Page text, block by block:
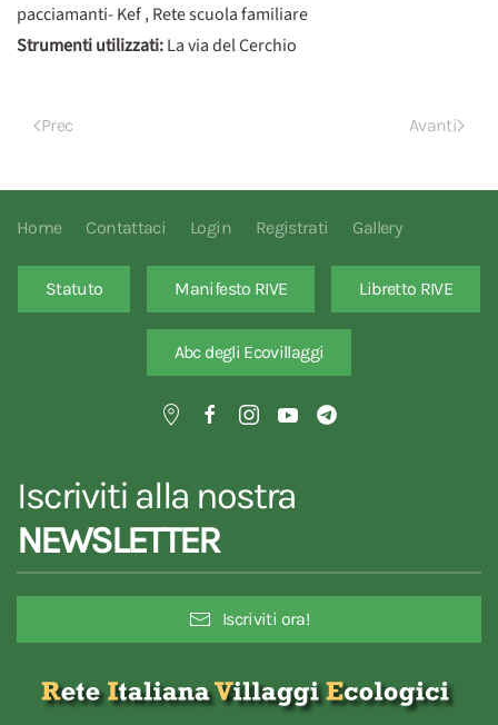
pacciamanti- Kef , Rete scuola familiare
Strumenti utilizzati:La via del Cerchio
Prec Avanti
Home Contattaci Login Registrati Gallery
Statuto Manifesto RIVE Libretto RIVE
Abc degli Ecovillaggi
Iscriviti alla nostra
NEWSLETTER
Iscriviti ora!